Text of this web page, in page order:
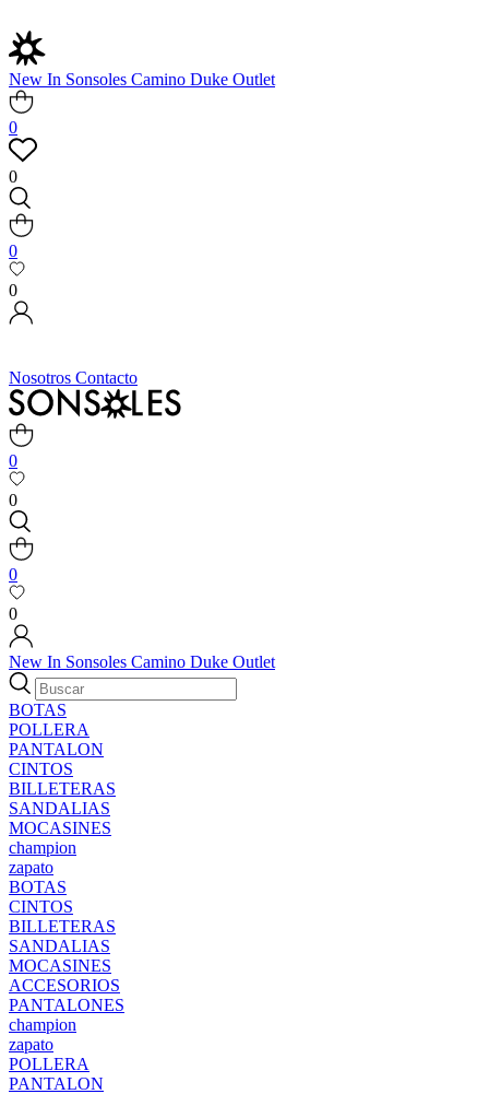
New In Sonsoles Camino Duke Outlet
0
0
0
0
Nosotros Contacto
0
0
0
0
New In Sonsoles Camino Duke Outlet
BOTAS
POLLERA
PANTALON
CINTOS
BILLETERAS
SANDALIAS
MOCASINES
champion
zapato
BOTAS
CINTOS
BILLETERAS
SANDALIAS
MOCASINES
ACCESORIOS
PANTALONES
champion
zapato
POLLERA
PANTALON